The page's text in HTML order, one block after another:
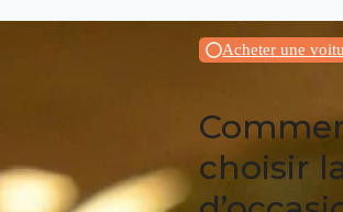
Acheter une
choisir